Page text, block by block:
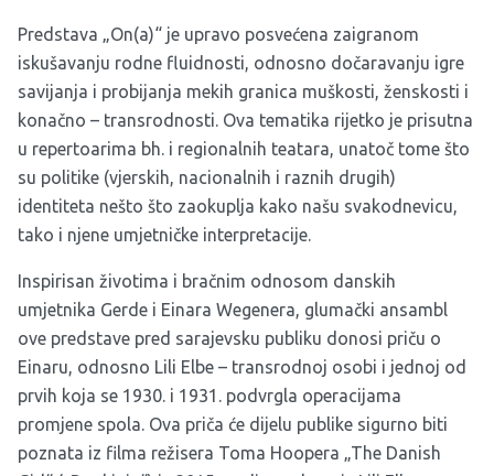
Predstava „On(a)“ je upravo posvećena zaigranom
iskušavanju rodne fluidnosti, odnosno dočaravanju igre
savijanja i probijanja mekih granica muškosti, ženskosti i
konačno – transrodnosti. Ova tematika rijetko je prisutna
u repertoarima bh. i regionalnih teatara, unatoč tome što
su politike (vjerskih, nacionalnih i raznih drugih)
identiteta nešto što zaokuplja kako našu svakodnevicu,
tako i njene umjetničke interpretacije.
Inspirisan životima i bračnim odnosom danskih
umjetnika Gerde i Einara Wegenera, glumački ansambl
ove predstave pred sarajevsku publiku donosi priču o
Einaru, odnosno Lili Elbe – transrodnoj osobi i jednoj od
prvih koja se 1930. i 1931. podvrgla operacijama
promjene spola. Ova priča će dijelu publike sigurno biti
poznata iz filma režisera Toma Hoopera „The Danish